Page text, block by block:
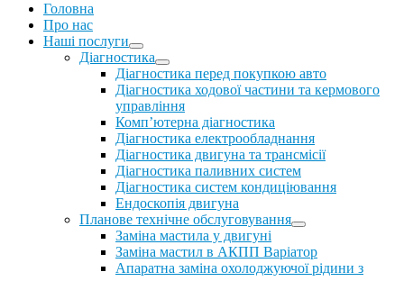
Головна
Про нас
Наші послуги
Діагностика
Діагностика перед покупкою авто
Діагностика ходової частини та кермового
управління
Комп’ютерна діагностика
Діагностика електрообладнання
Діагностика двигуна та трансмісії
Діагностика паливних систем
Діагностика систем кондиціювання
Ендоскопія двигуна
Планове технічне обслуговування
Заміна мастила у двигуні
Заміна мастил в АКПП Варіатор
Апаратна заміна охолоджуючої рідини з